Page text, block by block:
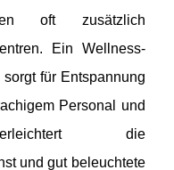
oft zusätzlich
Ein Wellness-
für Entspannung
Personal und
erleichtert die
und gut beleuchtete